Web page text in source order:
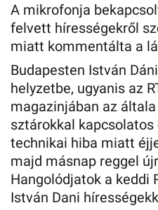
A mikrofonja
felvett hírességekről
miatt kommentálta a
Budapesten István
helyzetbe, ugyanis az
magazinjában az
sztárokkal
technikai hiba miatt
majd másnap reggel
Hangolódjatok a keddi
István Dani